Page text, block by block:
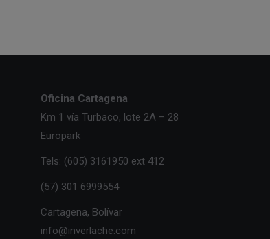
Oficina Cartagena
Km 1 vía Turbaco, lote 2A – 28
Europark
Tels: (605) 3161950 ext 412
(57) 301 6999554
Cartagena, Bolívar
info@inverlache.com